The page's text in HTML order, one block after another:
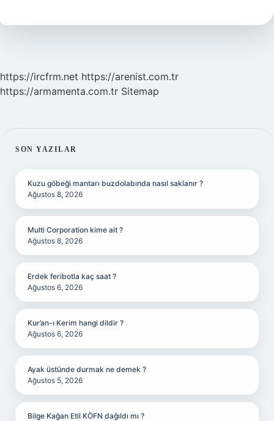
Hakkı
https://ircfrm.net https://arenist.com.tr
https://armamenta.com.tr Sitemap
SIDEBAR
SON YAZILAR
Kuzu göbeği mantarı buzdolabında nasıl saklanır ?
Ağustos 8, 2026
Multi Corporation kime ait ?
Ağustos 8, 2026
Erdek feribotla kaç saat ?
Ağustos 6, 2026
Kur’an-ı Kerim hangi dildir ?
Ağustos 6, 2026
Ayak üstünde durmak ne demek ?
Ağustos 5, 2026
Bilge Kağan Etil KÖFN dağıldı mı ?